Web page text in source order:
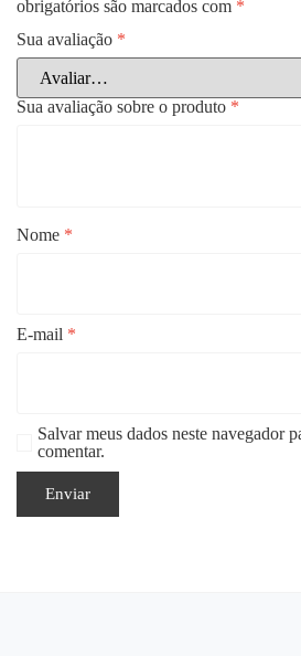
obrigatórios são marcados com *
Sua avaliação *
Sua avaliação sobre o produto *
Nome *
E-mail *
Salvar meus dados neste navegador
comentar.